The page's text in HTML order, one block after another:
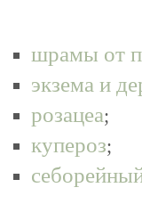
шрамы от
экзема и
розацеа;
купероз;